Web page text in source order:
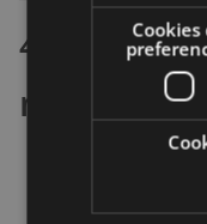
4.
medicinal
Acuéstate
Sostén una
Cookies